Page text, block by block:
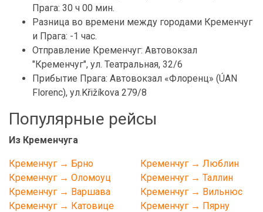
Прага: 30 ч 00 мин.
Разница во времени между городами Кременчуг
и Прага: -1 час.
Отправление Кременчуг: Автовокзал
"Кременчуг", ул. Театральная, 32/6
Прибытие Прага: Автовокзал «Флоренц» (ÚAN
Florenc), ул.Křižíkova 279/8
Популярные рейсы
Из Кременчуга
Кременчуг → Брно
Кременчуг → Оломоуц
Кременчуг → Варшава
Кременчуг → Катовице
Кременчуг → Люблин
Кременчуг → Таллин
Кременчуг → Вильнюс
Кременчуг → Пярну